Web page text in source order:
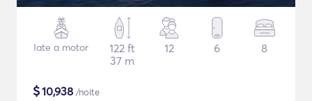
Iate a motor
122 ft
37 m
12 6 8
$10,938 /noite